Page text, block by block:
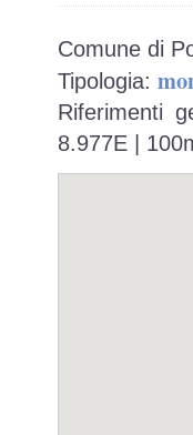
Comune di
Tipologia:
Riferimenti
8.977E |